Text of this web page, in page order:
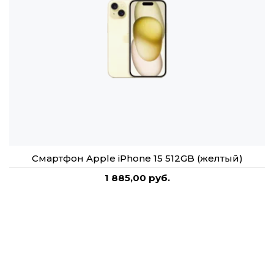
Смартфон Apple iPhone 15 512GB (желтый)
1 885,00 руб.